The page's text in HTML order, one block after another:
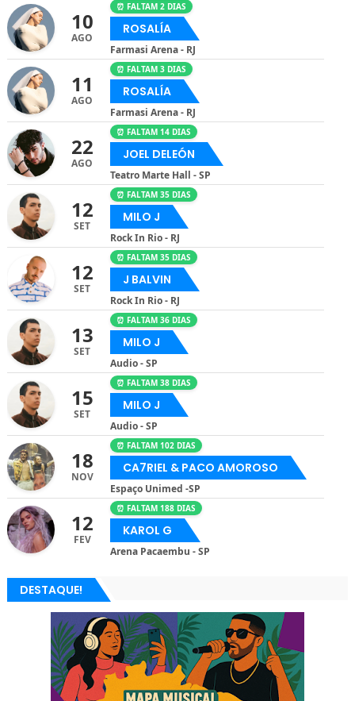
10
AGO
⏰ FALTAM 2 DIAS
ROSALÍA
Farmasi Arena - RJ
11
AGO
⏰ FALTAM 3 DIAS
ROSALÍA
Farmasi Arena - RJ
22
AGO
⏰ FALTAM 14 DIAS
JOEL DELEÓN
Teatro Marte Hall - SP
12
SET
⏰ FALTAM 35 DIAS
MILO J
Rock In Rio - RJ
12
SET
⏰ FALTAM 35 DIAS
J BALVIN
Rock In Rio - RJ
13
SET
⏰ FALTAM 36 DIAS
MILO J
Audio - SP
15
SET
⏰ FALTAM 38 DIAS
MILO J
Audio - SP
18
NOV
⏰ FALTAM 102 DIAS
CA7RIEL & PACO AMOROSO
Espaço Unimed -SP
12
FEV
⏰ FALTAM 188 DIAS
KAROL G
Arena Pacaembu - SP
DESTAQUE!